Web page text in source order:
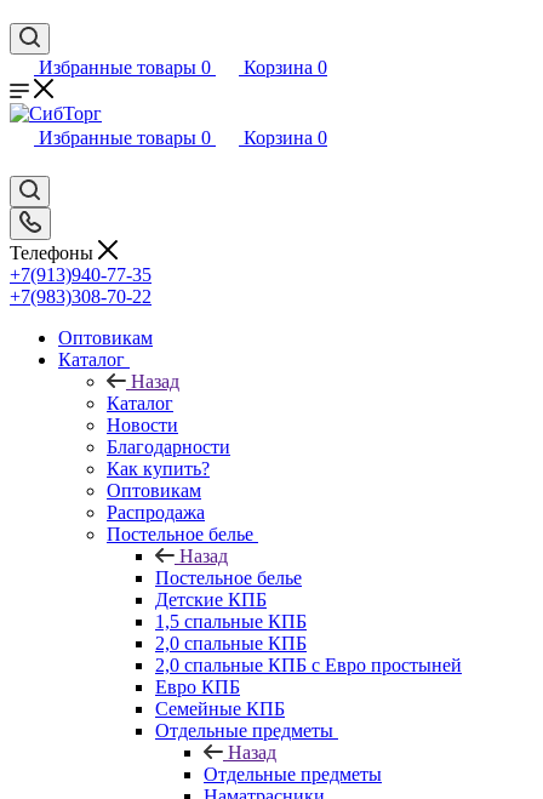
Избранные товары 0 Корзина 0
Избранные товары 0 Корзина 0
Телефоны
+7(913)940-77-35
+7(983)308-70-22
Оптовикам
Каталог
Назад
Каталог
Новости
Благодарности
Как купить?
Оптовикам
Распродажа
Постельное белье
Назад
Постельное белье
Детские КПБ
1,5 спальные КПБ
2,0 спальные КПБ
2,0 спальные КПБ с Евро простыней
Евро КПБ
Семейные КПБ
Отдельные предметы
Назад
Отдельные предметы